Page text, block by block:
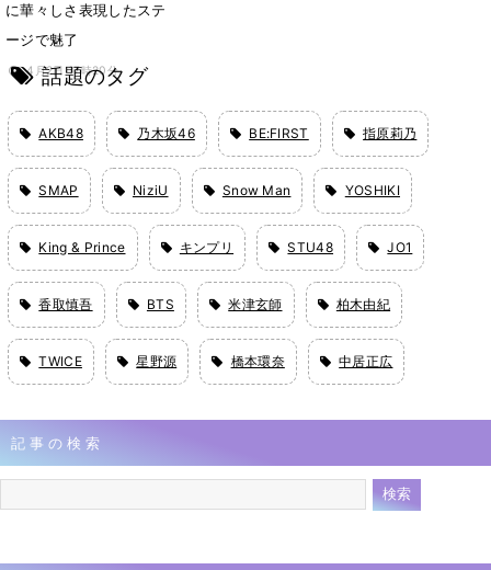
に華々しさ表現したステ
ージで魅了
4月2日 17時20分
話題のタグ
AKB48 乃木坂46 BE:FIRST 指原莉乃
SMAP NiziU Snow Man YOSHIKI
King & Prince キンプリ STU48 JO1
香取慎吾 BTS 米津玄師 柏木由紀
TWICE 星野源 橋本環奈 中居正広
記事の検索